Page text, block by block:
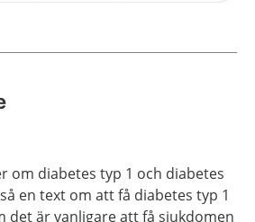
om diabetes typ 1 och diabetes
en text om att få diabetes typ 1
det är vanligare att få sjukdomen